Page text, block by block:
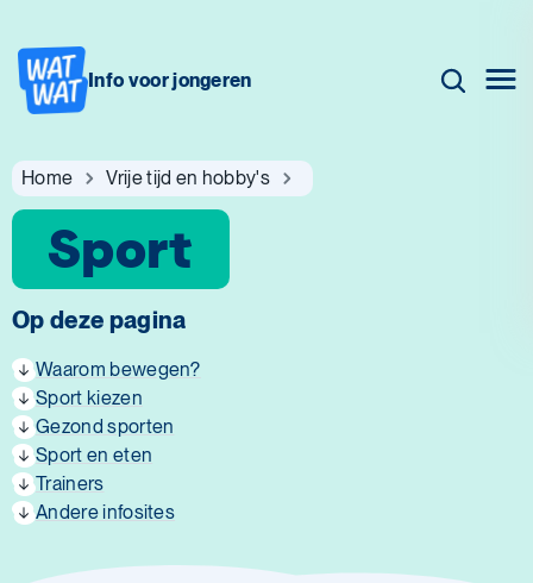
Info voor jongeren
Home Vrije tijd en hobby's
Sport
Op deze pagina
Waarom bewegen?
Sport kiezen
Gezond sporten
Sport en eten
Trainers
Andere infosites